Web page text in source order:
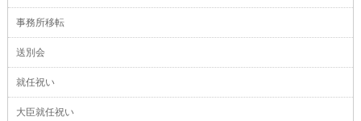
事務所移転
送別会
就任祝い
大臣就任祝い